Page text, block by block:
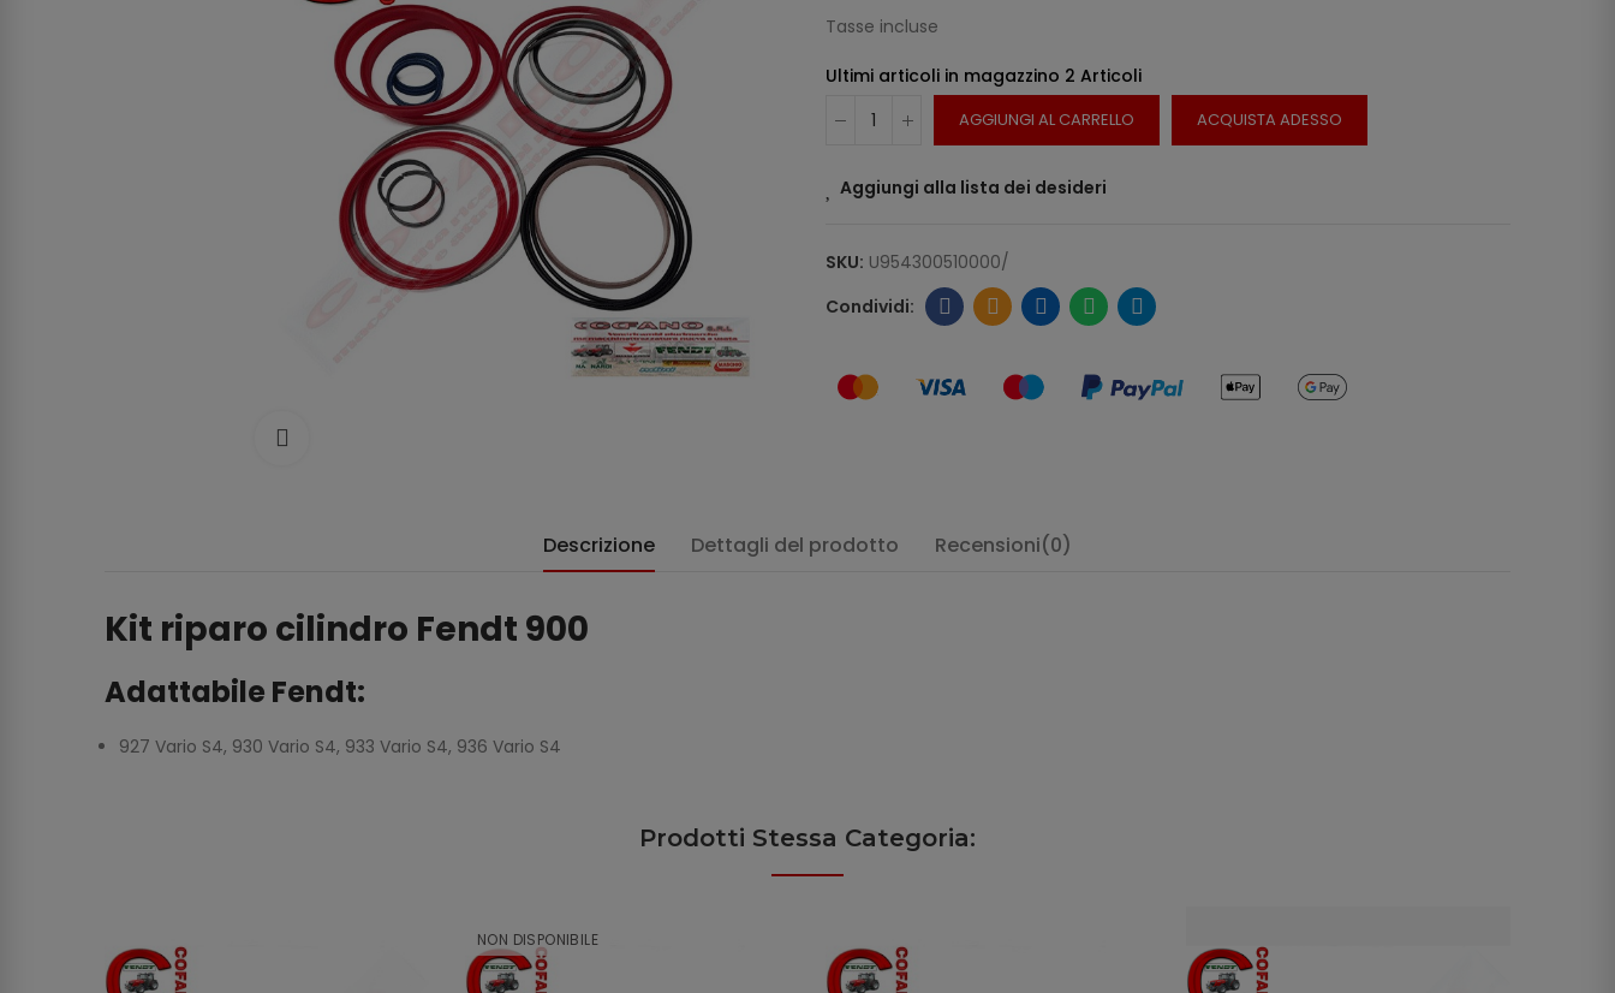
Tasse incluse
Ultimi articoli in magazzino 2 Articoli
AGGIUNGI AL CARRELLO ACQUISTA ADESSO
Aggiungi alla lista dei desideri
SKU: U954300510000/
Descrizione Dettagli del prodotto Recensioni(0)
Kit riparo cilindro Fendt 900
Adattabile Fendt:
927 Vario S4, 930 Vario S4, 933 Vario S4, 936 Vario S4
Prodotti Stessa Categoria:
NON DISPONIBILE